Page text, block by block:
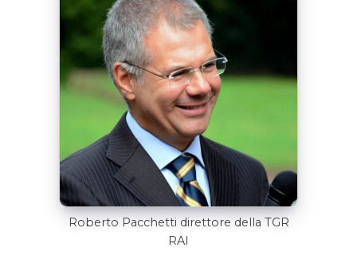
Roberto Pacchetti direttore della TGR
RAI